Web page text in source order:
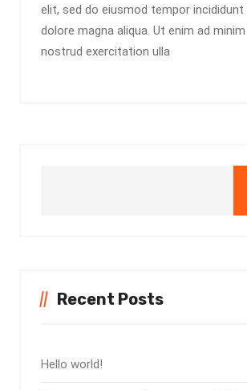
elit, sed do eiusmod tempor
dolore magna aliqua. Ut enim ad
nostrud exercitation ulla
Recent Posts
Hello world!